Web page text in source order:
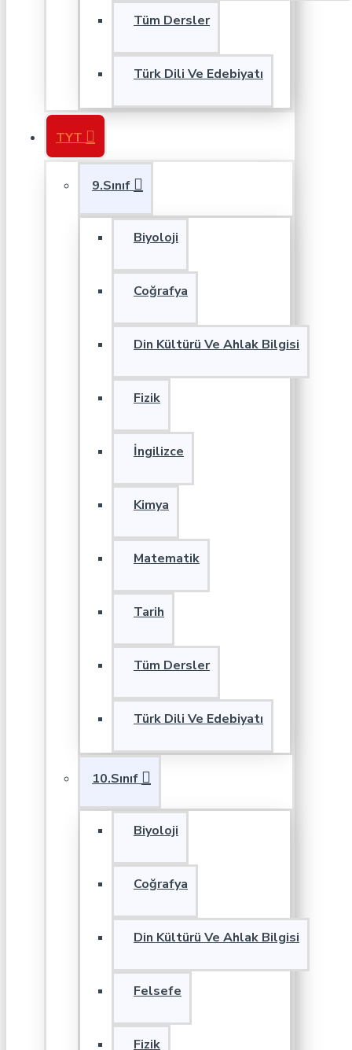
Tüm Dersler
Türk Dili Ve Edebiyatı
TYT
9.Sınıf
Biyoloji
Coğrafya
Din Kültürü Ve Ahlak Bilgisi
Fizik
İngilizce
Kimya
Matematik
Tarih
Tüm Dersler
Türk Dili Ve Edebiyatı
10.Sınıf
Biyoloji
Coğrafya
Din Kültürü Ve Ahlak Bilgisi
Felsefe
Fizik